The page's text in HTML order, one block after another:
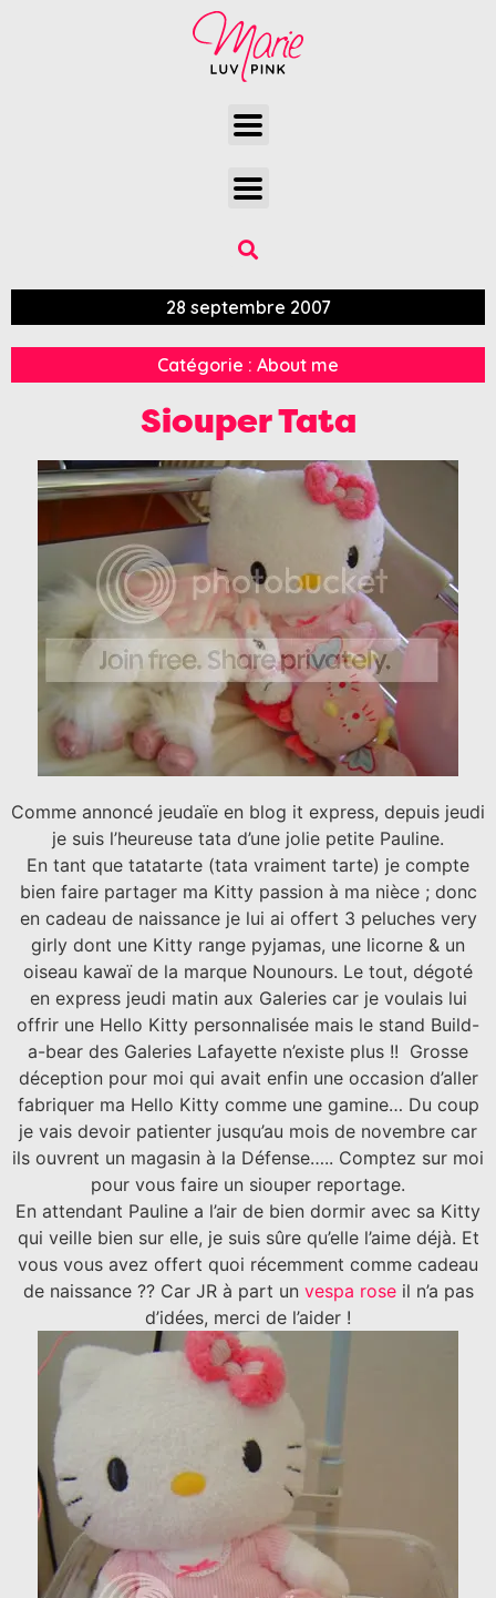
28 septembre 2007
Catégorie : About me
Siouper Tata
Comme annoncé jeudaïe en blog it express, depuis jeudi
je suis l’heureuse tata d’une jolie petite Pauline.
En tant que tatatarte (tata vraiment tarte) je compte
bien faire partager ma Kitty passion à ma nièce ; donc
en cadeau de naissance je lui ai offert 3 peluches very
girly dont une Kitty range pyjamas, une licorne & un
oiseau kawaï de la marque Nounours. Le tout, dégoté
en express jeudi matin aux Galeries car je voulais lui
offrir une Hello Kitty personnalisée mais le stand Build-
a-bear des Galeries Lafayette n’existe plus !! Grosse
déception pour moi qui avait enfin une occasion d’aller
fabriquer ma Hello Kitty comme une gamine… Du coup
je vais devoir patienter jusqu’au mois de novembre car
ils ouvrent un magasin à la Défense….. Comptez sur moi
pour vous faire un siouper reportage.
En attendant Pauline a l’air de bien dormir avec sa Kitty
qui veille bien sur elle, je suis sûre qu’elle l’aime déjà. Et
vous vous avez offert quoi récemment comme cadeau
de naissance ?? Car JR à part un vespa roseil n’a pas
d’idées, merci de l’aider !